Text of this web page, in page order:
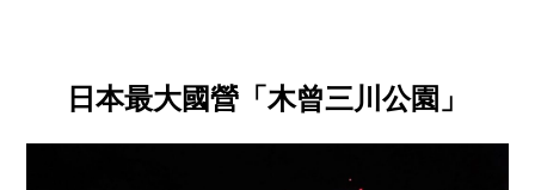
日本最大國營「木曾三川公園」